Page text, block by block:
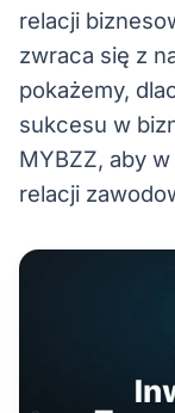
relacji
zwraca się z
pokażemy,
sukcesu w
MYBZZ, aby
relacji